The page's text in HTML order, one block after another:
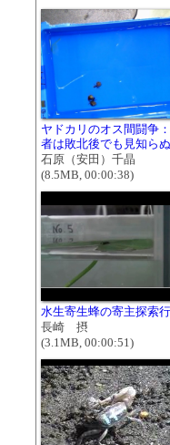
ヤドカリのオス間闘争
者は敗北後でも見知らぬ..
石原（安田）千晶
(8.5MB, 00:00:38)
水生寄生蜂の寄主探索
長崎 摂
(3.1MB, 00:00:51)